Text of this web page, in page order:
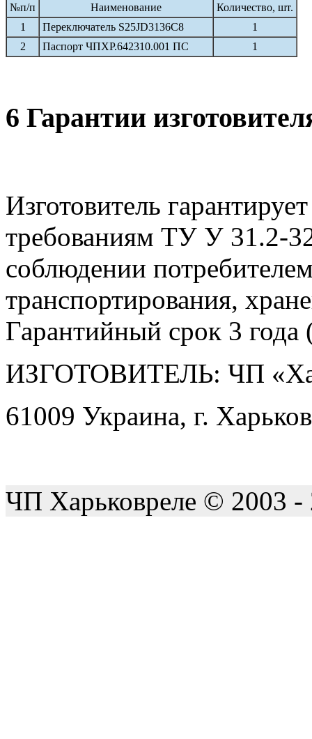
№п/п Наименование
Количество, шт.
1
Переключатель S25JD3136C8
1
2
Паспорт ЧПХР.642310.001 ПС 1
6 Гарантии
Изготовитель
требованиям ТУ У 31.2-
соблюдении
транспортирования,
Гарантийный срок 3 года
ИЗГОТОВИТЕЛЬ: ЧП
61009 Украина, г.
ЧП Харьковреле © 2003 -